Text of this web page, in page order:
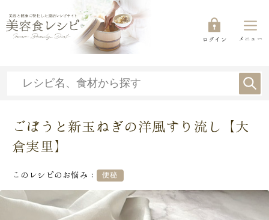
ログイン メニュー
ごぼうと新玉ねぎの洋風すり流し【大
倉実里】
このレシピのお悩み： 便秘